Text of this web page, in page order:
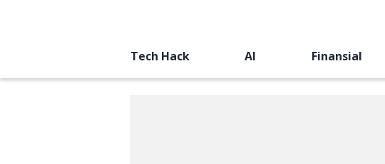
Tech Hack AI Finansial